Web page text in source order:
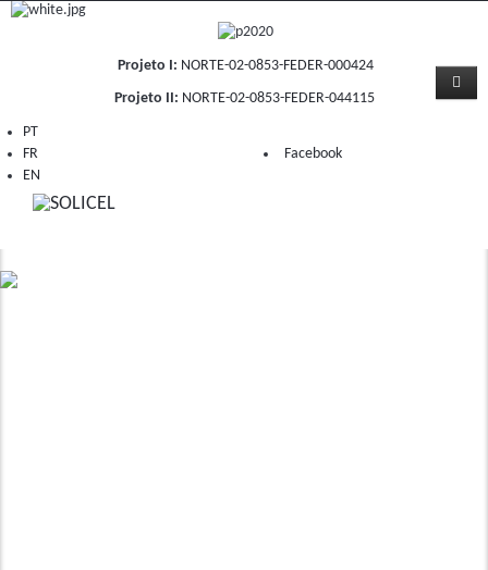
Projeto I: NORTE-02-0853-FEDER-000424
Projeto II: NORTE-02-0853-FEDER-044115
PT
FR
EN
Facebook